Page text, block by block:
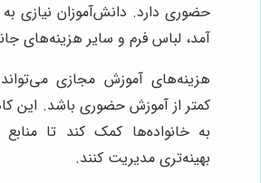
حضوری دارد. دانش‌آموزان نیازی
آمد، لباس فرم و سایر هزینه‌های
هزینه‌های آموزش مجازی
کمتر از آموزش حضوری باشد. این
به خانواده‌ها کمک کند تا
بهینه‌تری مدیریت کنند.